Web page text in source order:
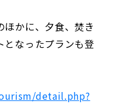
かに、夕食、焚き
となったプランも登
detail.php?